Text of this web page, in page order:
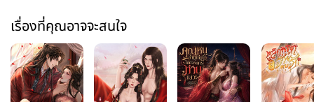
เรื่องที่คุณอาจจะสนใจ